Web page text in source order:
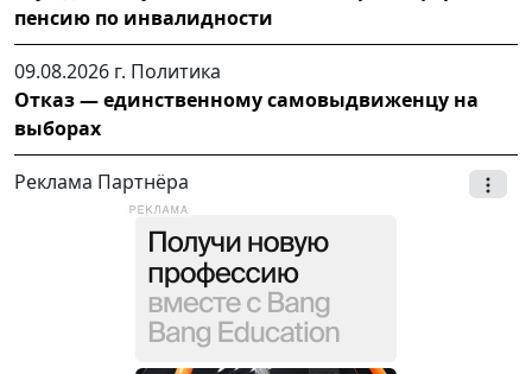
пенсию по инвалидности
09.08.2026 г. Политика
Отказ — единственному самовыдвиженцу на
выборах
Реклама Партнёра